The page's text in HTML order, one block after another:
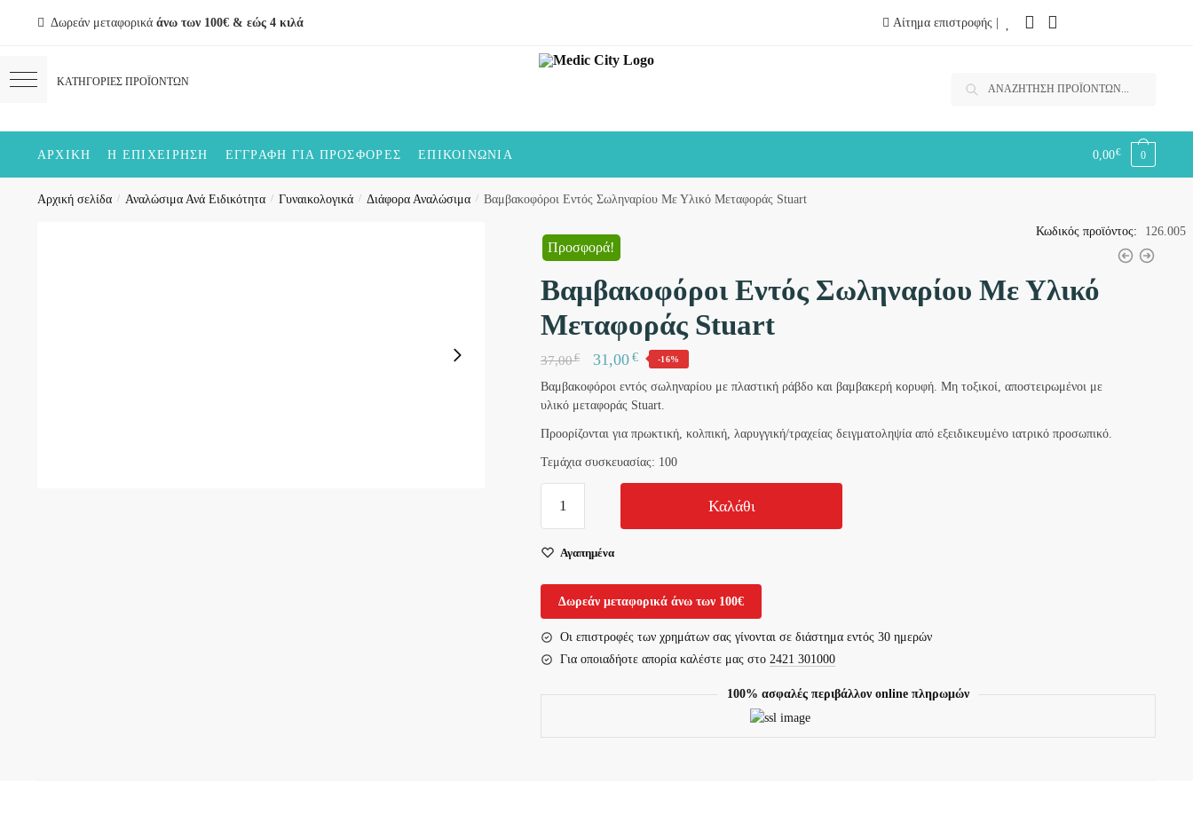
Δωρεάν μεταφορικά άνω των 100€ & εώς 4 κιλά Αίτημα επιστροφής |
Αναζήτηση
Αναζήτηση
ΑΡΧΙΚΉ Η ΕΠΙΧΕΊΡΗΣΗ ΕΓΓΡΑΦΉ ΓΙΑ ΠΡΟΣΦΟΡΈΣ ΕΠΙΚΟΙΝΩΝΊΑ 0,00€ 0
Αρχική σελίδα / Αναλώσιμα Ανά Ειδικότητα / Γυναικολογικά / Διάφορα Αναλώσιμα / Βαμβακοφόροι Εντός Σωληναρίου Με Υλικό Μεταφοράς Stuart
Προσφορά!
Βαμβακοφόροι Εντός Σωληναρίου Με Υλικό
Μεταφοράς Stuart
37,00€ 31,00€ -16%
Βαμβακοφόροι εντός σωληναρίου με πλαστική ράβδο και βαμβακερή κορυφή. Μη τοξικοί, αποστειρωμένοι με
υλικό μεταφοράς Stuart.
Προορίζονται για πρωκτική, κολπική, λαρυγγική/τραχείας δειγματοληψία από εξειδικευμένο ιατρικό προσωπικό.
Τεμάχια συσκευασίας: 100
Εντός
Με
Υλικό
Μεταφοράς
Καλάθι
Αγαπημένα
Δωρεάν μεταφορικά άνω των 100€
Οι επιστροφές των χρημάτων σας γίνονται σε διάστημα εντός 30 ημερών
Για οποιαδήοτε απορία καλέστε μας στο 2421 301000
100% ασφαλές περιβάλλον online πληρωμών
Κωδικός προϊόντος: 126.005